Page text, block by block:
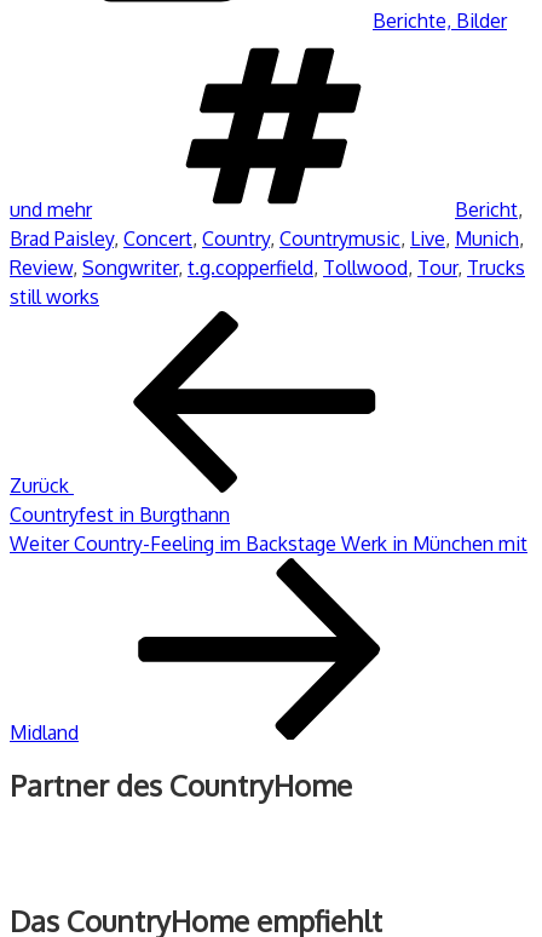
Berichte, Bilder
und mehr Bericht,
Brad Paisley, Concert, Country, Countrymusic, Live, Munich,
Review, Songwriter, t.g.copperfield, Tollwood, Tour, Trucks
still works
Beitragsnavigation
Zurück
Countryfest in Burgthann
Nächster
Weiter Country-Feeling im Backstage Werk in München mit
Midland
Partner des CountryHome
Das CountryHome empfiehlt